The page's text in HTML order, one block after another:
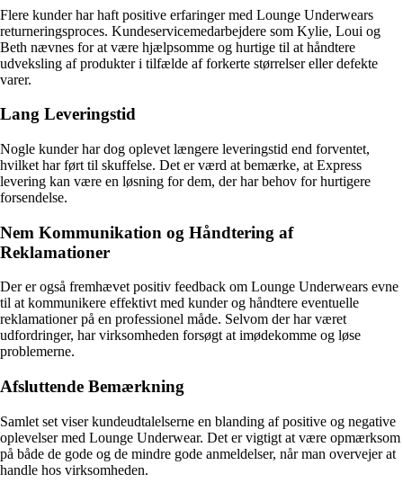
Flere kunder har haft positive erfaringer med Lounge Underwears
returneringsproces. Kundeservicemedarbejdere som Kylie, Loui og
Beth nævnes for at være hjælpsomme og hurtige til at håndtere
udveksling af produkter i tilfælde af forkerte størrelser eller defekte
varer.
Lang Leveringstid
Nogle kunder har dog oplevet længere leveringstid end forventet,
hvilket har ført til skuffelse. Det er værd at bemærke, at Express
levering kan være en løsning for dem, der har behov for hurtigere
forsendelse.
Nem Kommunikation og Håndtering af
Reklamationer
Der er også fremhævet positiv feedback om Lounge Underwears evne
til at kommunikere effektivt med kunder og håndtere eventuelle
reklamationer på en professionel måde. Selvom der har været
udfordringer, har virksomheden forsøgt at imødekomme og løse
problemerne.
Afsluttende Bemærkning
Samlet set viser kundeudtalelserne en blanding af positive og negative
oplevelser med Lounge Underwear. Det er vigtigt at være opmærksom
på både de gode og de mindre gode anmeldelser, når man overvejer at
handle hos virksomheden.